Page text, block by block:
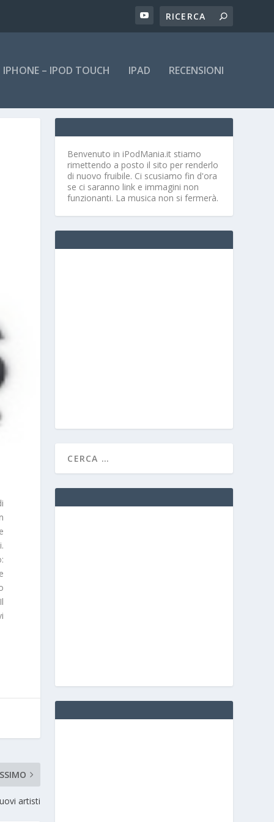
IPHONE – IPOD TOUCH IPAD RECENSIONI
:
artisti
Benvenuto in iPodMania.it stiamo
rimettendo a posto il sito per renderlo
di nuovo fruibile. Ci scusiamo fin d'ora
se ci saranno link e immagini non
funzionanti. La musica non si fermerà.